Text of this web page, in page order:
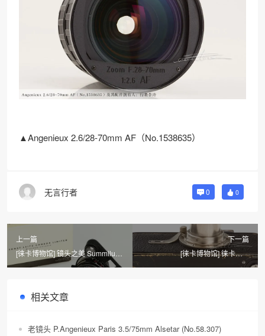
▲Angenieux 2.6/28-70mm AF（No.1538635）
无言行者 0 0
上一篇
[徕卡博物馆] 镜头之美 Summilux-
M 1.4/35mm Black Steel
下一篇
[徕卡博物馆] 徕卡Ⅰa-
Elmar（No.19654） 相机
相关文章
老镜头 P.Angenieux Paris 3.5/75mm Alsetar (No.58.307)